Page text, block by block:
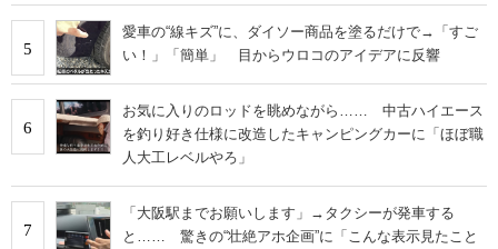
5
愛車の“線キズ”に、ダイソー商品を塗るだけで→「すご
い！」「簡単」 目からウロコのアイデアに反響
6
お気に入りのロッドを眺めながら…… 中古ハイエース
を釣り好き仕様に改造したキャンピングカーに「ほぼ職
人大工レベルやろ」
7
「大阪駅までお願いします」→タクシーが発車する
と…… 驚きの“壮絶アホ企画”に「こんな表示見たこと